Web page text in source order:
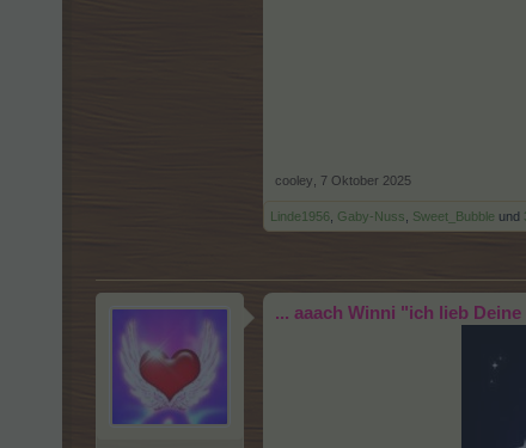
cooley 7 Oktober 2025
Linde1956 Gaby-Nuss Sweet_Bubble und
... aaach Winni "ich lieb